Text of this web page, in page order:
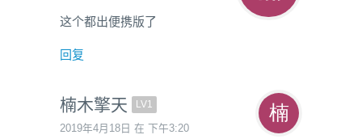
这个都出便携版了
回复
楠木擎天 LV1
2019年4月18日 在 下午3:20